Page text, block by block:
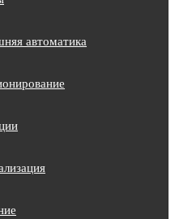
автоматика